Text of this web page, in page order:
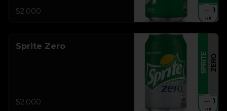
$2.000
Sprite Zero
$2.000